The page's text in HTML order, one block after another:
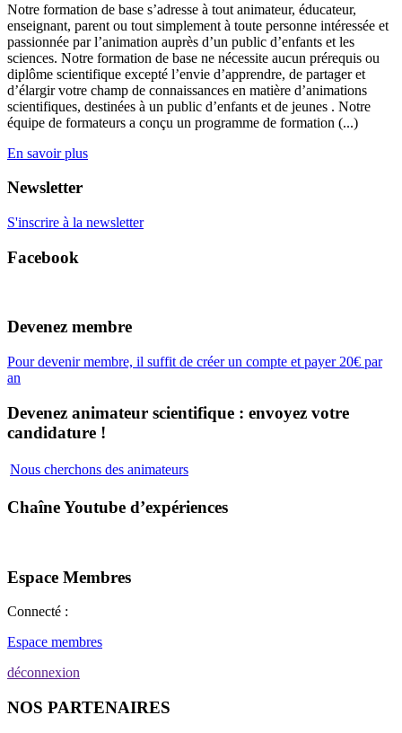
Notre formation de base s’adresse à tout animateur, éducateur,
enseignant, parent ou tout simplement à toute personne intéressée et
passionnée par l’animation auprès d’un public d’enfants et les
sciences. Notre formation de base ne nécessite aucun prérequis ou
diplôme scientifique excepté l’envie d’apprendre, de partager et
d’élargir votre champ de connaissances en matière d’animations
scientifiques, destinées à un public d’enfants et de jeunes . Notre
équipe de formateurs a conçu un programme de formation (...)
En savoir plus
Newsletter
S'inscrire à la newsletter
Facebook
Devenez membre
Pour devenir membre, il suffit de créer un compte et payer 20€ par
an
Devenez animateur scientifique : envoyez votre
candidature !
Nous cherchons des animateurs
Chaîne Youtube d’expériences
Espace Membres
Connecté :
Espace membres
déconnexion
NOS PARTENAIRES